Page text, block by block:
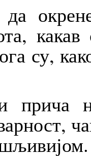
какав
су,
прича